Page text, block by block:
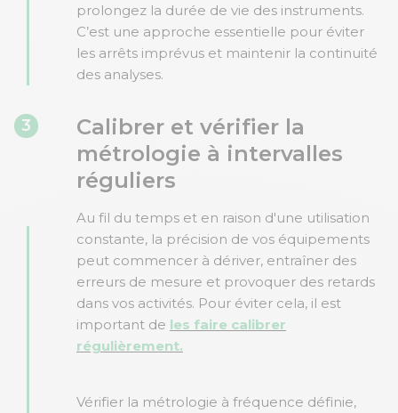
prolongez la durée de vie des instruments.
C’est une approche essentielle pour éviter
les arrêts imprévus et maintenir la continuité
des analyses.
3
Calibrer et vérifier la
métrologie à intervalles
réguliers
Au fil du temps et en raison d'une utilisation
constante, la précision de vos équipements
peut commencer à dériver, entraîner des
erreurs de mesure et provoquer des retards
dans vos activités. Pour éviter cela, il est
important de les faire calibrer
régulièrement.
Vérifier la métrologie à fréquence définie,